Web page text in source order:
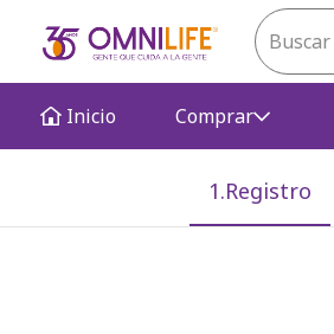
Inicio Comprar
1.Registro